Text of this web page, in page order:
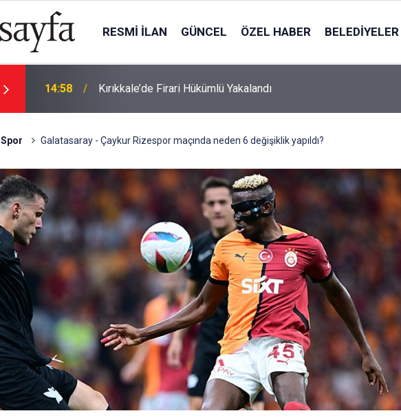
RESMI İLAN GÜNCEL ÖZEL HABER BELEDIYELER
14:58 Kırıkkale’de Firari Hükümlü Yakalandı
Spor Galatasaray - Çaykur Rizespor maçında neden 6 değişiklik yapıldı?